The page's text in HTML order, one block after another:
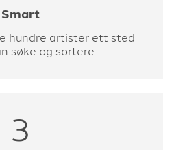
Smart
hundre artister ett sted
søke og sortere
3